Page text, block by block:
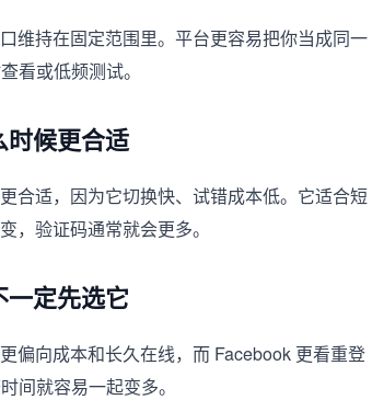
维持在固定范围里。平台更容易把你当成同一
看或低频测试。
时候更合适
合适，因为它切换快、试错成本低。它适合短
，验证码通常就会更多。
定先选它
偏向成本和长久在线，而 Facebook 更看重登
间就容易一起变多。